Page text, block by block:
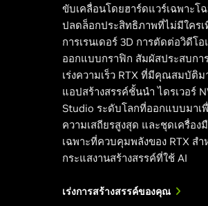
ขับเคลื่อนโดยฮาร์ดแวร์เฉพาะโ
ปลดล็อกประสิทธิภาพที่ไม่มีใครเ
การเรนเดอร์ 3D การตัดต่อวิดีโอ
ออกแบบกราฟิก สัมผัสประสบกา
เร่งความเร็ว RTX ที่มีคุณสมบัติม
แอปสร้างสรรค์ชั้นนำ ไดรเวอร์
Studio ระดับโลกที่ออกแบบมาเ
ความเสถียรสูงสุด และชุดเครื่อง
เฉพาะที่ควบคุมพลังของ RTX สำ
กระแสงานสร้างสรรค์ที่ใช้ AI
เร่งการสร้างสรรค์ของคุณ